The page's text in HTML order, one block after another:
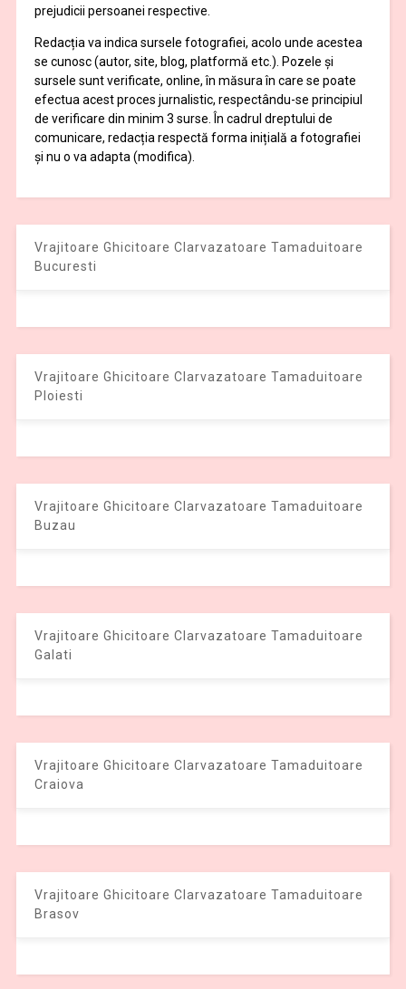
prejudicii persoanei respective.
Redacția va indica sursele fotografiei, acolo unde acestea
se cunosc (autor, site, blog, platformă etc.). Pozele și
sursele sunt verificate, online, în măsura în care se poate
efectua acest proces jurnalistic, respectându-se principiul
de verificare din minim 3 surse. În cadrul dreptului de
comunicare, redacția respectă forma inițială a fotografiei
și nu o va adapta (modifica).
Vrajitoare Ghicitoare Clarvazatoare Tamaduitoare
Bucuresti
Vrajitoare Ghicitoare Clarvazatoare Tamaduitoare
Ploiesti
Vrajitoare Ghicitoare Clarvazatoare Tamaduitoare
Buzau
Vrajitoare Ghicitoare Clarvazatoare Tamaduitoare
Galati
Vrajitoare Ghicitoare Clarvazatoare Tamaduitoare
Craiova
Vrajitoare Ghicitoare Clarvazatoare Tamaduitoare
Brasov